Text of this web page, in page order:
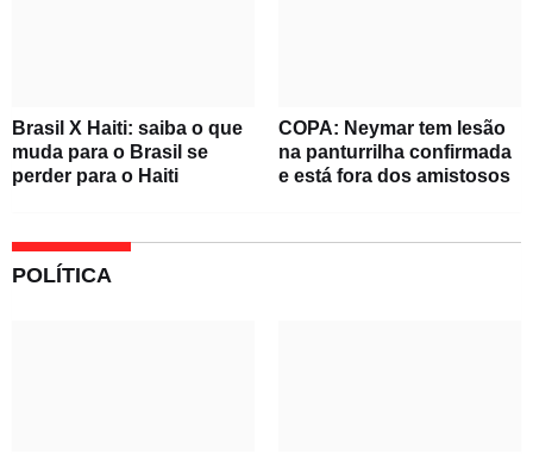
Brasil X Haiti: saiba o que
muda para o Brasil se
perder para o Haiti
COPA: Neymar tem lesão
na panturrilha confirmada
e está fora dos amistosos
POLÍTICA